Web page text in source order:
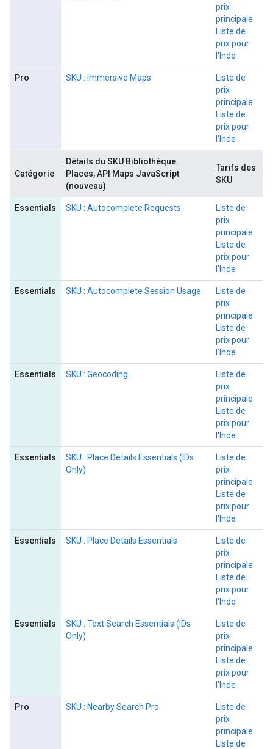
prix
principale
Liste de
prix pour
l'Inde
Pro SKU : Immersive Maps
Liste de
prix
principale
Liste de
prix pour
l'Inde
Catégorie
Détails du SKU Bibliothèque
Places, API Maps JavaScript
(nouveau)
Tarifs des
SKU
Essentials SKU : Autocomplete Requests
Liste de
prix
principale
Liste de
prix pour
l'Inde
Essentials SKU : Autocomplete Session Usage
Liste de
prix
principale
Liste de
prix pour
l'Inde
Essentials SKU : Geocoding
Liste de
prix
principale
Liste de
prix pour
l'Inde
Essentials
SKU : Place Details Essentials (IDs
Only)
Liste de
prix
principale
Liste de
prix pour
l'Inde
Essentials SKU : Place Details Essentials
Liste de
prix
principale
Liste de
prix pour
l'Inde
Essentials
SKU : Text Search Essentials (IDs
Only)
Liste de
prix
principale
Liste de
prix pour
l'Inde
Pro SKU : Nearby Search Pro
Liste de
prix
principale
Liste de